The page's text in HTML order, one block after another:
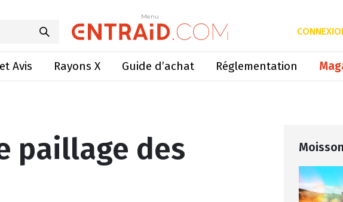
Menu
Avis Rayons X Guide d’achat Réglementation
Menu
paillage des